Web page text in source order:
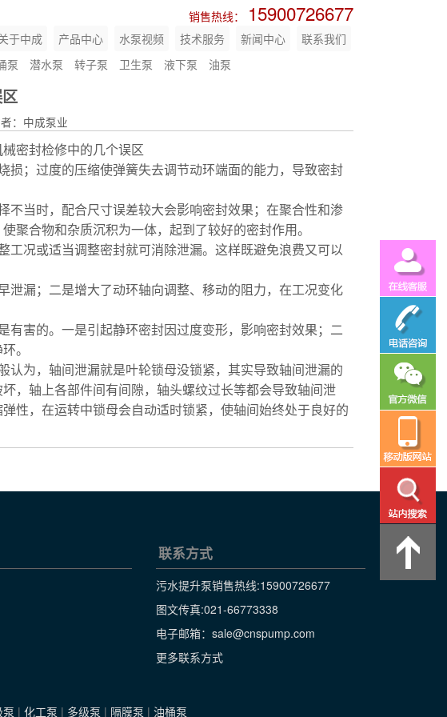
销售热线： 15900726677
于中成 产品中心 水泵视频 技术服务 新闻中心
联系我们
泵 潜水泵 转子泵 卫生泵 液下泵 油泵
：中成泵业
密封检修中的几个误区
；过度的压缩使弹簧失去调节动环端面的能力，导致密封
当时，配合尺寸误差较大会影响密封效果；在聚合性和渗
聚合物和杂质沉积为一体，起到了较好的密封作用。
况或适当调整密封就可消除泄漏。这样既避免浪费又可以
漏；二是增大了动环轴向调整、移动的阻力，在工况变化
害的。一是引起静环密封因过度变形，影响密封效果；二
。
为，轴间泄漏就是叶轮锁母没锁紧，其实导致轴间泄漏的
，轴上各部件间有间隙，轴头螺纹过长等都会导致轴间泄
性，在运转中锁母会自动适时锁紧，使轴间始终处于良好的
联系方式
污水提升泵销售热线:15900726677
图文传真:021-66773338
电子邮箱：sale@cnspump.com
更多联系方式
泵 | 化工泵 | 多级泵 | 隔膜泵 | 油桶泵